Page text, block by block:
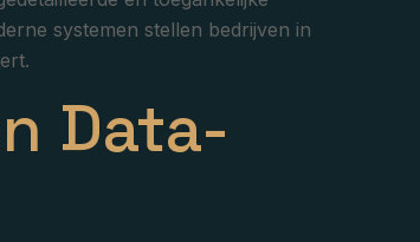
systemen stellen bedrijven in
Data-